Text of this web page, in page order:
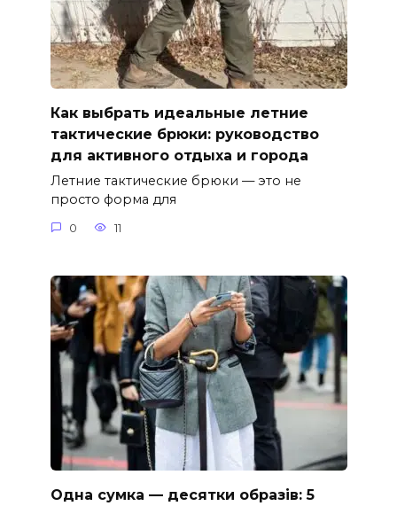
Как выбрать идеальные летние
тактические брюки: руководство
для активного отдыха и города
Летние тактические брюки — это не
просто форма для
0 11
Одна сумка — десятки образів: 5